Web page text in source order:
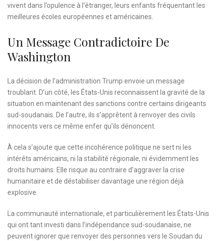
vivent dans l’opulence à l’étranger, leurs enfants fréquentant les
meilleures écoles européennes et américaines.
Un Message Contradictoire De
Washington
La décision de l’administration Trump envoie un message
troublant. D’un côté, les États-Unis reconnaissent la gravité de la
situation en maintenant des sanctions contre certains dirigeants
sud-soudanais. De l’autre, ils s’apprêtent à renvoyer des civils
innocents vers ce même enfer qu’ils dénoncent.
À cela s’ajoute que cette incohérence politique ne sert ni les
intérêts américains, ni la stabilité régionale, ni évidemment les
droits humains. Elle risque au contraire d’aggraver la crise
humanitaire et de déstabiliser davantage une région déjà
explosive.
La communauté internationale, et particulièrement les États-Unis
qui ont tant investi dans l’indépendance sud-soudanaise, ne
peuvent ignorer que renvoyer des personnes vers le Soudan du